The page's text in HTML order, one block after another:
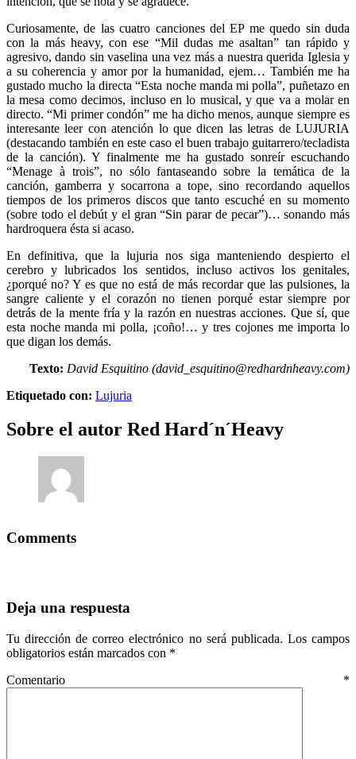
Curiosamente, de las cuatro canciones del EP me quedo sin duda
con la más heavy, con ese “Mil dudas me asaltan” tan rápido y
agresivo, dando sin vaselina una vez más a nuestra querida Iglesia y
a su coherencia y amor por la humanidad, ejem… También me ha
gustado mucho la directa “Esta noche manda mi polla”, puñetazo en
la mesa como decimos, incluso en lo musical, y que va a molar en
directo. “Mi primer condón” me ha dicho menos, aunque siempre es
interesante leer con atención lo que dicen las letras de LUJURIA
(destacando también en este caso el buen trabajo guitarrero/tecladista
de la canción). Y finalmente me ha gustado sonreír escuchando
“Menage à trois”, no sólo fantaseando sobre la temática de la
canción, gamberra y socarrona a tope, sino recordando aquellos
tiempos de los primeros discos que tanto escuché en su momento
(sobre todo el debút y el gran “Sin parar de pecar”)… sonando más
hardroquera ésta si acaso.
En definitiva, que la lujuria nos siga manteniendo despierto el
cerebro y lubricados los sentidos, incluso activos los genitales,
¿porqué no? Y es que no está de más recordar que las pulsiones, la
sangre caliente y el corazón no tienen porqué estar siempre por
detrás de la mente fría y la razón en nuestras acciones. Que sí, que
esta noche manda mi polla, ¡coño!… y tres cojones me importa lo
que digan los demás.
Texto: David Esquitino (david_esquitino@redhardnheavy.com)
Etiquetado con: Lujuria
Sobre el autor Red Hard´n´Heavy
Comments
Deja una respuesta
Tu dirección de correo electrónico no será publicada. Los campos
obligatorios están marcados con *
Comentario *